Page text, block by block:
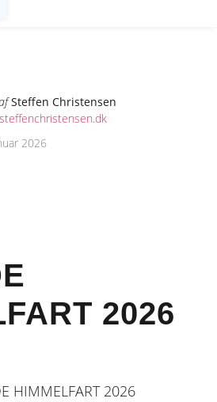
Steffen Christensen
2026
2026
HIMMELFART 2026